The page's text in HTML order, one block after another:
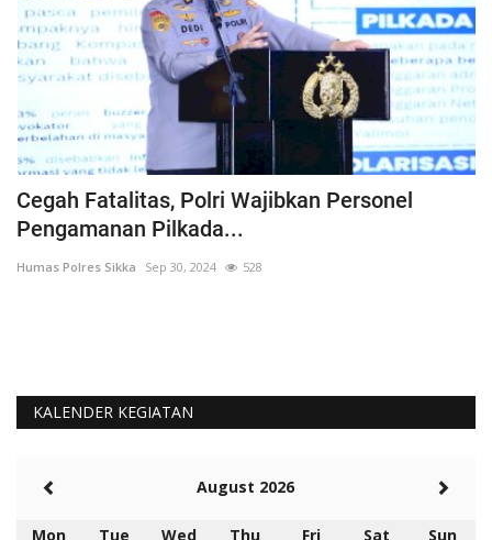
Cegah Fatalitas, Polri Wajibkan Personel
Pengamanan Pilkada...
Humas Polres Sikka Sep 30, 2024 528
KALENDER KEGIATAN
August 2026
Mon Tue Wed Thu Fri Sat Sun